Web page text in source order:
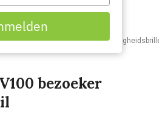
Oogbescherming Veiligheidsbrillen
bezoeker